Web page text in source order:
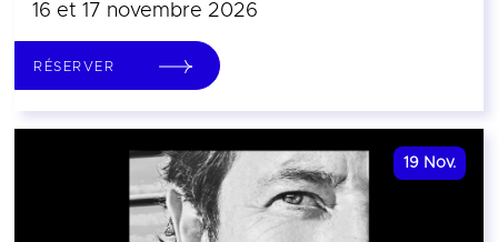
16 et 17 novembre 2026
RÉSERVER
19 Nov.